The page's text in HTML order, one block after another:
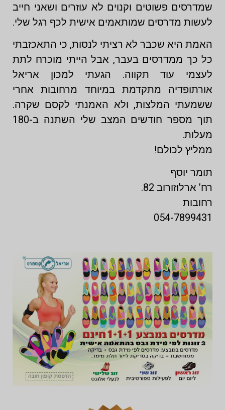
שמדרסים פשוטים וקנוים לא עוזרים ושאני חייב
לעשות מדרסים שמותאמים אישית לכף רגל שלי.
האמת היא שכבר לא רציתי לנסות, כי התאכזבתי
כל כך ממדרסים בעבר, אבל הייתי מוכרח לתת
לעצמי עוד תקווה. הגעתי למכון אריאל
אורתופדיה מתקדמת במיוחד מרחובות אחרי
ששמעתי המלצות, ולא האמנתי לקסם שקרה.
תוך מספר חודשים המצב שלי השתנה ב-180
מעלות.
ממליץ לכולם!
תומר יוסף
רח’ ארלוזורוב 82.
רחובות
054-7899431